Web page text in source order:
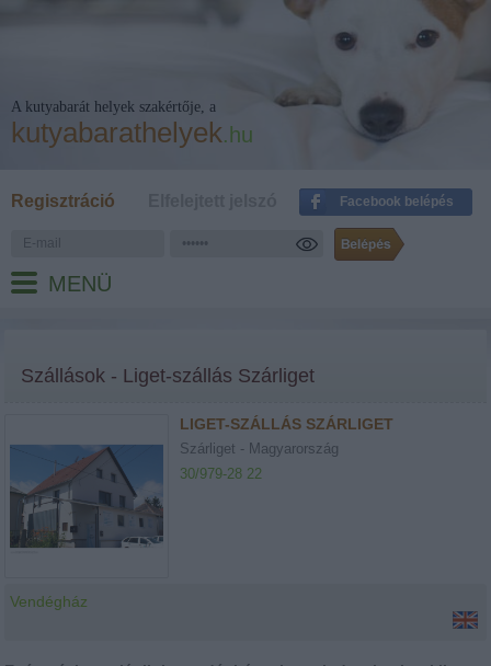
A kutyabarát helyek szakértője, a
kutyabarathelyek.hu
Regisztráció Facebook belépés
MENÜ
Szállások - Liget-szállás Szárliget
LIGET-SZÁLLÁS SZÁRLIGET
Szárliget - Magyarország
30/979-28 22
Vendégház